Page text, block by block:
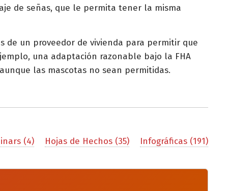
de señas, que le permita tener la misma
un proveedor de vivienda para permitir que
una adaptación razonable bajo la FHA
las mascotas no sean permitidas.
(4) Hojas de Hechos (35) Infográficas (191)